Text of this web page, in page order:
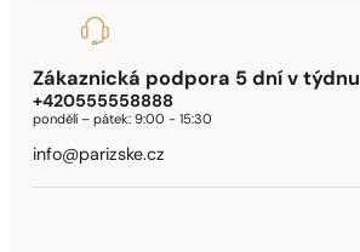
Zákaznická podpora 5 dní v týdnu
+420555558888
pondělí – pátek:9:00 - 15:30
info@parizske.cz